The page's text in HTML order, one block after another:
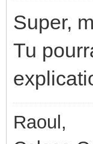
Super,
Tu
Raoul,